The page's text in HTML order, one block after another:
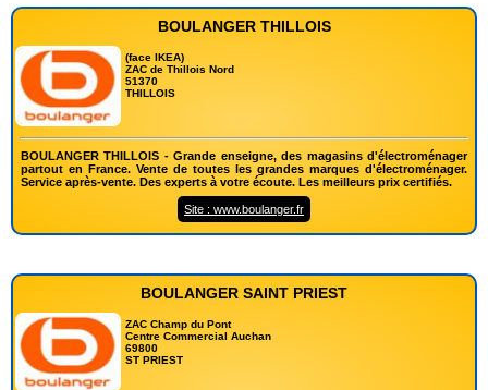
BOULANGER THILLOIS
(face IKEA)
ZAC de Thillois Nord
51370
THILLOIS
BOULANGER THILLOIS - Grande enseigne, des magasins d'électroménager
partout en France. Vente de toutes les grandes marques d'électroménager.
Service après-vente. Des experts à votre écoute. Les meilleurs prix certifiés.
Site : www.boulanger.fr
BOULANGER SAINT PRIEST
ZAC Champ du Pont
Centre Commercial Auchan
69800
ST PRIEST